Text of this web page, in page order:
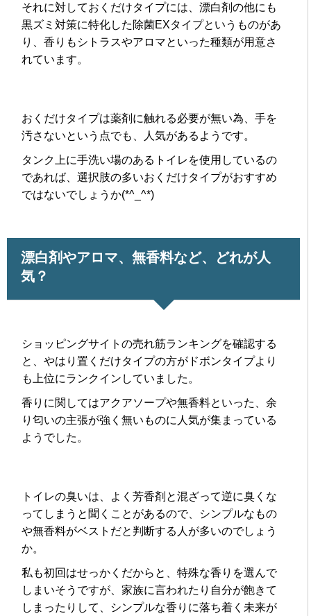
それに対しておくだけタイプには、漂白剤の他にも
黒ズミ対策に特化した除菌EXタイプというものがあ
り、香りもシトラスやアロマといった種類が用意さ
れています。
おくだけタイプは薬剤に触れる必要が無い為、手を
汚さないという点でも、人気があるようです。
タンク上に手洗い場のあるトイレを使用しているの
であれば、選択肢の多いおくだけタイプがおすすめ
ではないでしょうか(*^_^*)
漂白剤やアロマ、無香料など、どれが人
気？
ショッピングサイトの売れ筋ランキングを確認する
と、やはり置くだけタイプの方がドボンタイプより
も上位にランクインしていました。
香りに関してはアクアソープや無香料といった、余
り匂いの主張が強く無いものに人気が集まっている
ようでした。
トイレの臭いは、よく芳香剤と混ざって逆に臭くな
ってしまうと聞くことがあるので、シンプルなもの
や無香料がベストだと判断する人が多いのでしょう
か。
私も初回はせっかくだからと、特殊な香りを選んで
しまいそうですが、家族に言われたり自分が飽きて
しまったりして、シンプルな香りに落ち着く未来が